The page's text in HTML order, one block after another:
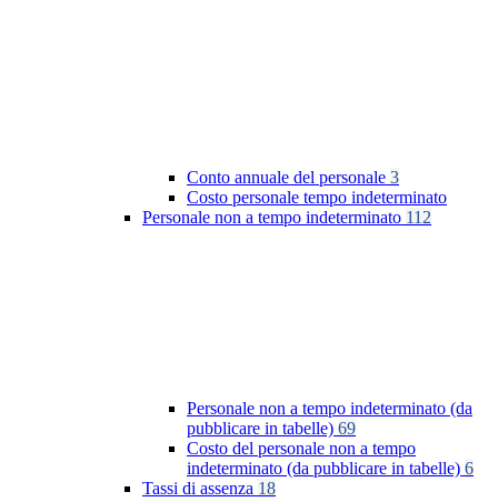
Conto annuale del personale 3
Costo personale tempo indeterminato
Personale non a tempo indeterminato 112
Personale non a tempo indeterminato (da
pubblicare in tabelle) 69
Costo del personale non a tempo
indeterminato (da pubblicare in tabelle) 6
Tassi di assenza 18